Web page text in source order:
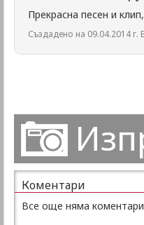
Прекрасна песен и
Създадено на 09.04.2014 г.
Коментари
Все още няма коментари